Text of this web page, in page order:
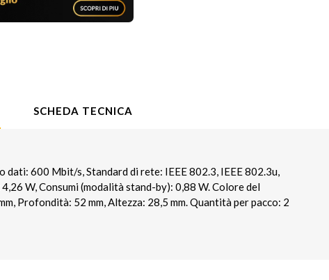
SCHEDA TECNICA
600 Mbit/s, Standard di rete: IEEE 802.3, IEEE 802.3u,
W, Consumi (modalità stand-by): 0,88 W. Colore del
Profondità: 52 mm, Altezza: 28,5 mm. Quantità per pacco: 2